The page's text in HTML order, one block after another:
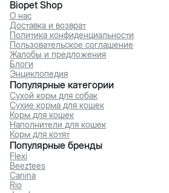
Biopet Shop
О нас
Доставка и возврат
Политика конфиденциальности
Пользовательское соглашение
Жалобы и предложения
Блоги
Энциклопедия
Популярные категории
Сухой корм для собак
Сухие корма для кошек
Корм для кошек
Наполнители для кошек
Корм для котят
Популярные бренды
Flexi
Beeztees
Canina
Rio